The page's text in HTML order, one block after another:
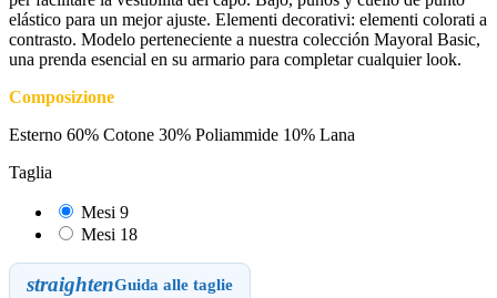
elástico para un mejor ajuste. Elementi decorativi: elementi colorati a
contrasto. Modelo perteneciente a nuestra colección Mayoral Basic,
una prenda esencial en su armario para completar cualquier look.
Composizione
Esterno 60% Cotone 30% Poliammide 10% Lana
Taglia
Mesi 9
Mesi 18
straightenGuida alle taglie